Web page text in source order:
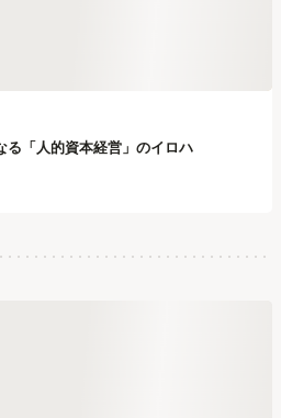
る「人的資本経営」のイロハ